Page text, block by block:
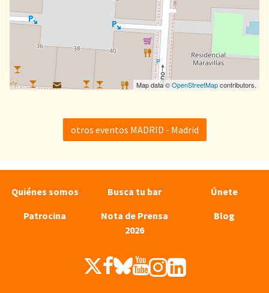
Map data ©OpenStreetMapcontributors.
otros eventos MADRID - Madrid
Quiénes somos Busca tu bar
Únete
Patrocina
Nota de Prensa
2026
Blog